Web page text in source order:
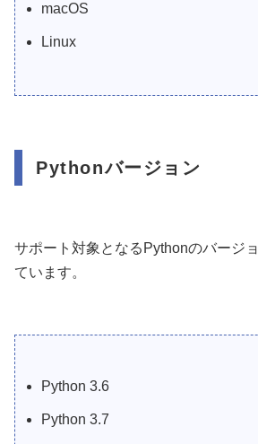
macOS
Linux
Pythonバージョン
サポート対象となるPythonのバージ
ています。
Python 3.6
Python 3.7